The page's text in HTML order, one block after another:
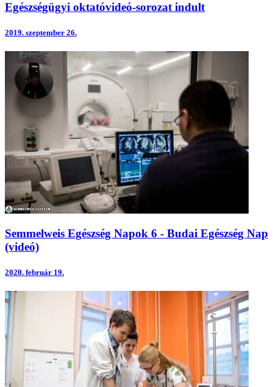
Egészségügyi oktatóvideó-sorozat indult
2019. szeptember 26.
Semmelweis Egészség Napok 6 - Budai Egészség Nap
(videó)
2020. február 19.